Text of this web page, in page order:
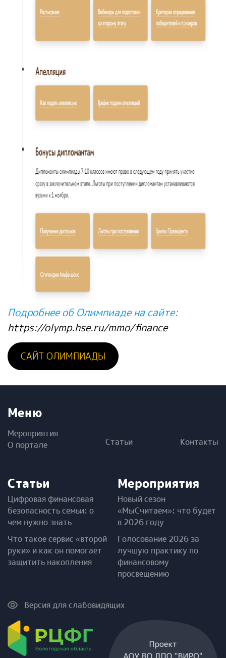
Подробнее об Олимпиаде на сайте:
https://olymp.hse.ru/mmo/finance
САЙТ ОЛИМПИАДЫ
Меню
Мероприятия
О портале
Статьи Контакты
Статьи
Цифровая финансовая
безопасность семьи: о
чем нужно знать
Что такое сервис «второй
руки» и как он помогает
защитить накопления
Мероприятия
Новый сезон
«МыСчитаем»: что будет
в 2026 году
Голосование 2026 за
лучшую практику по
финансовому
просвещению
Версия для слабовидящих